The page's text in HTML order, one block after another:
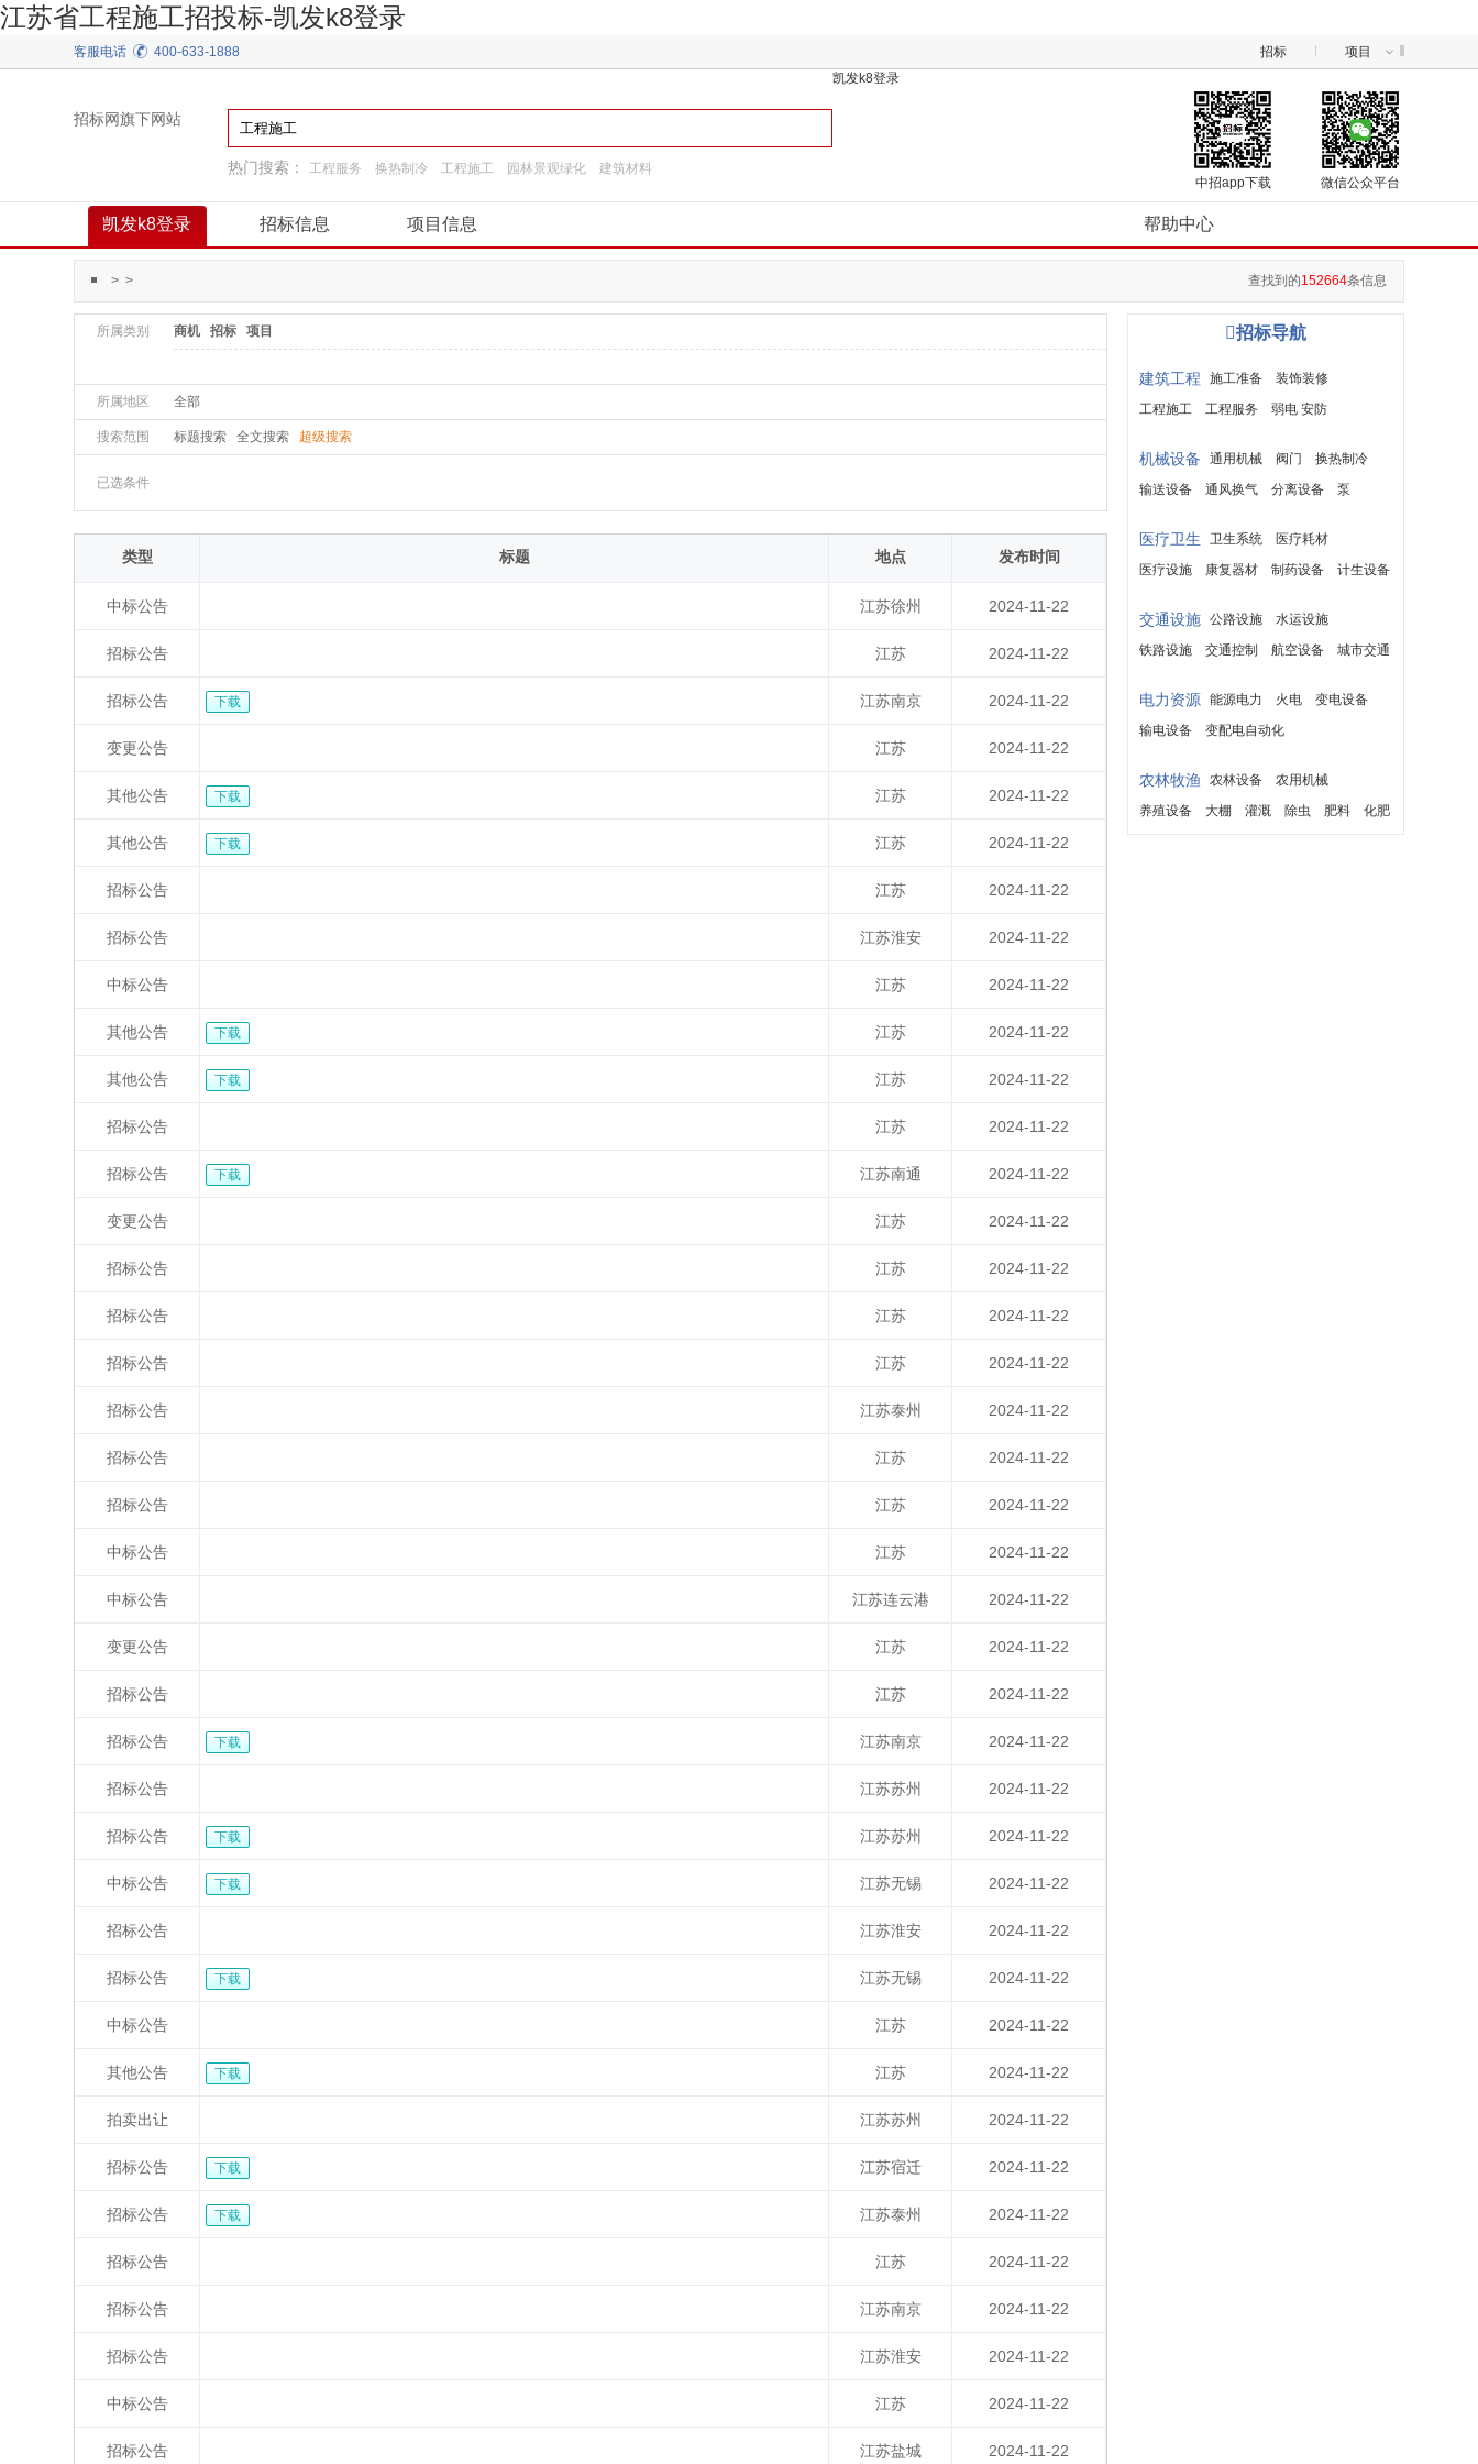
江苏省工程施工招投标-凯发k8登录
客服电话 400-633-1888 招标
项目
凯发k8登录
招标网旗下网站
热门搜索： 工程服务 换热制冷 工程施工 园林景观绿化
建筑材料
微信公众平台
中招app下载
凯发k8登录 招标信息 项目信息 帮助中心
> > 查找到的152664条信息
所属类别 商机 招标 项目
所属地区 全部
搜索范围 标题搜索 全文搜索 超级搜索
已选条件
类型 标题 地点 发布时间
中标公告 江苏徐州 2024-11-22
招标公告 江苏 2024-11-22
招标公告 下载 江苏南京 2024-11-22
变更公告 江苏 2024-11-22
其他公告 下载 江苏 2024-11-22
其他公告 下载 江苏 2024-11-22
招标公告 江苏 2024-11-22
招标公告 江苏淮安 2024-11-22
中标公告 江苏 2024-11-22
其他公告 下载 江苏 2024-11-22
其他公告 下载 江苏 2024-11-22
招标公告 江苏 2024-11-22
招标公告 下载 江苏南通 2024-11-22
变更公告 江苏 2024-11-22
招标公告 江苏 2024-11-22
招标公告 江苏 2024-11-22
招标公告 江苏 2024-11-22
招标公告 江苏泰州 2024-11-22
招标公告 江苏 2024-11-22
招标公告 江苏 2024-11-22
中标公告 江苏 2024-11-22
中标公告 江苏连云港 2024-11-22
变更公告 江苏 2024-11-22
招标公告 江苏 2024-11-22
招标公告 下载 江苏南京 2024-11-22
招标公告 江苏苏州 2024-11-22
招标公告 下载 江苏苏州 2024-11-22
中标公告 下载 江苏无锡 2024-11-22
招标公告 江苏淮安 2024-11-22
招标公告 下载 江苏无锡 2024-11-22
中标公告 江苏 2024-11-22
其他公告 下载 江苏 2024-11-22
拍卖出让 江苏苏州 2024-11-22
招标公告 下载 江苏宿迁 2024-11-22
招标公告 下载 江苏泰州 2024-11-22
招标公告 江苏 2024-11-22
招标公告 江苏南京 2024-11-22
招标公告 江苏淮安 2024-11-22
中标公告 江苏 2024-11-22
招标公告 江苏盐城 2024-11-22
招标导航
建筑工程 施工准备
装饰装修
工程施工
工程服务
弱电 安防
机械设备 通用机械 阀门
换热制冷
输送设备
通风换气 分离设备 泵
医疗卫生 卫生系统
医疗耗材
医疗设施
康复器材 制药设备
计生设备
交通设施 公路设施
水运设施
铁路设施
交通控制 航空设备 城市交通
电力资源 能源电力 火电
变电设备
输电设备
变配电自动化
农林牧渔 农林设备
农用机械
养殖设备
大棚 灌溉 除虫 肥料
化肥